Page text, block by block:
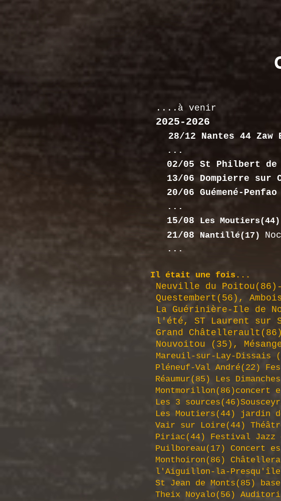
....à venir
2025-2026
28/12 Nantes 44 Zaw
...
02/05 St Philbert de
13/06 Dompierre sur
20/06 Guémené-
...
15/08 Les Moutiers(44)
21/08 Nantillé(17)
...
Il était une fois...
Neuville du
Questembert(56),
La Guérinière-Ile de
l'été, ST Laurent sur
Grand Châtellerault(86)
Nouvoitou (35),
Mareuil-sur-Lay-Dissais
Pléneuf-Val André(22)
Réaumur(85) Les
Montmorillon(86)concert
Les 3 sources(46)
Les Moutiers(44) jardin
Vair sur Loire(44)
Piriac(44) Festival Jazz
Puilboreau(17) Concert
Monthoiron(86)
l'Aiguillon-la-
St Jean de Monts(85)
Theix Noyalo(56)